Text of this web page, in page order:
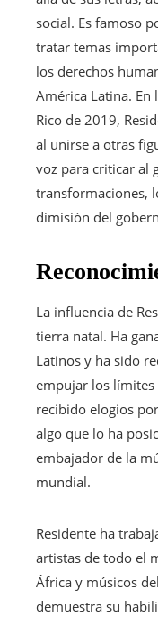
social. Es famoso
tratar temas
los derechos
América Latina. En
Rico de 2019,
al unirse a otras
voz para criticar al
transformaciones,
dimisión del
La influencia de
tierra natal. Ha
Latinos y ha sido
empujar los límites
recibido elogios
algo que lo ha
embajador de la
mundial.
Residente ha
artistas de todo el
África y músicos
demuestra su